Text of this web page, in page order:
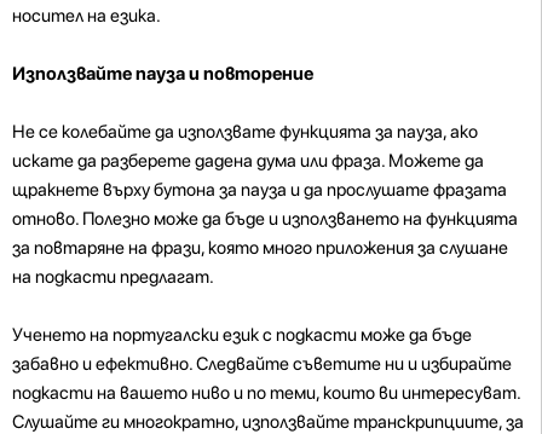
носител на езика.
Използвайте пауза и повторение
Не се колебайте да използвате функцията за пауза, ако
искате да разберете дадена дума или фраза. Можете да
щракнете върху бутона за пауза и да прослушате фразата
отново. Полезно може да бъде и използването на функцията
за повтаряне на фрази, която много приложения за слушане
на подкасти предлагат.
Ученето на португалски език с подкасти може да бъде
забавно и ефективно. Следвайте съветите ни и избирайте
подкасти на вашето ниво и по теми, които ви интересуват.
Слушайте ги многократно, използвайте транскрипциите, за